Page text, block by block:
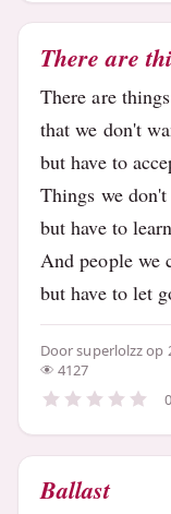
There are
There are things
that we don't
but have to
Things we
but have to
And people we
but have to let
Doorsuperlolzzop
4127
Ballast